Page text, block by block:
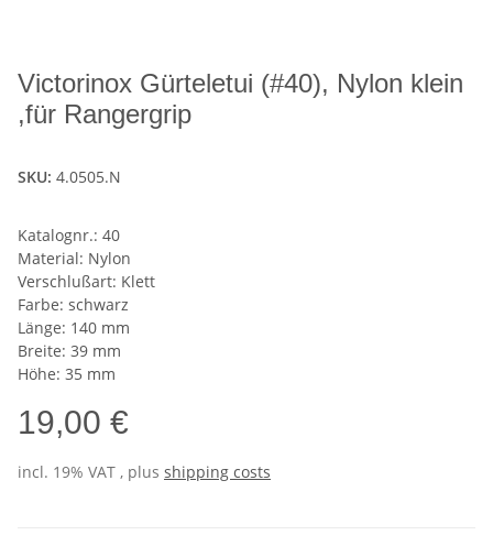
Victorinox Gürteletui (#40), Nylon klein
,für Rangergrip
SKU: 4.0505.N
Katalognr.: 40
Material: Nylon
Verschlußart: Klett
Farbe: schwarz
Länge: 140 mm
Breite: 39 mm
Höhe: 35 mm
19,00 €
incl. 19% VAT , plus shipping costs